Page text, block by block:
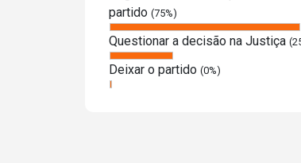
partido (75%)
Questionar a decisão na Justiça
Deixar o partido (0%)